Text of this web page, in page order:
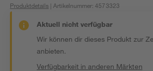
Produktdetails | Artikelnummer:4573323
Aktuell nicht verfügbar
Wir können dir dieses Produkt zur
anbieten.
Verfügbarkeit in anderen Märkten